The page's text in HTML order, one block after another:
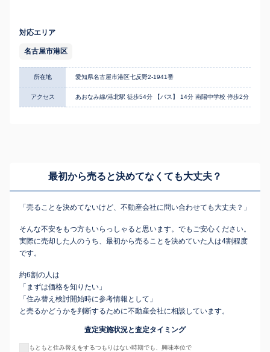
対応エリア
名古屋市港区
所在地 愛知県名古屋市港区七反野2-1941番
アクセス あおなみ線/港北駅 徒歩54分 【バス】 14分 南陽中学校 停歩2分
最初から売ると決めてなくても大丈夫？
「売ることを決めてないけど、不動産会社に問い合わせても大丈夫？」
そんな不安をもつ方もいらっしゃると思います。でもご安心ください。
実際に売却した人のうち、最初から売ることを決めていた人は4割程度
です。
約6割の人は
「まずは価格を知りたい」
「住み替え検討開始時に参考情報として」
と売るかどうかを判断するために不動産会社に相談しています。
査定実施状況と査定タイミング
もともと住み替えをするつもりはない時期でも、興味本位で